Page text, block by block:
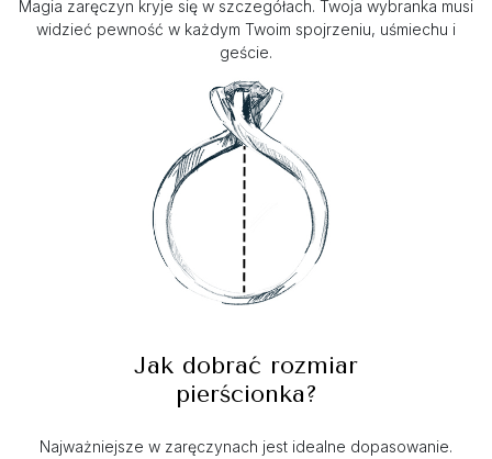
Magia zaręczyn kryje się w szczegółach. Twoja wybranka musi
widzieć pewność w każdym Twoim spojrzeniu, uśmiechu i
geście.
Jak dobrać rozmiar
pierścionka?
Najważniejsze w zaręczynach jest idealne dopasowanie.